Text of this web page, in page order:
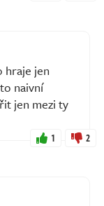
hraje jen
naivní
jen mezi ty
1 2